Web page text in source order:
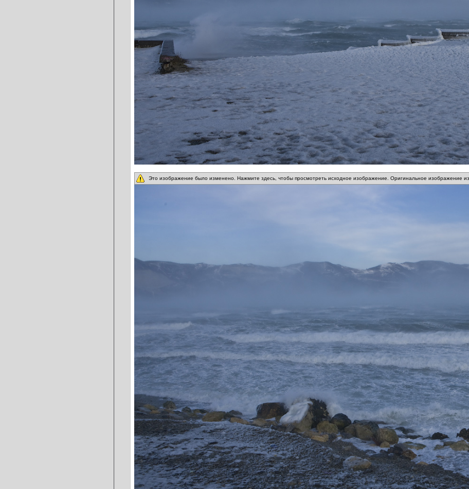
Это изображение было изменено. Нажмите здесь, чтобы просмотреть исходное изображение. Оригинальное изображение